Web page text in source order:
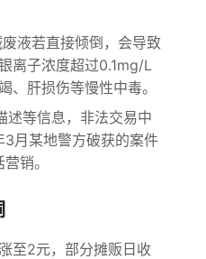
液若直接倾倒，会导致
离子浓度超过0.1mg/L
肝损伤等慢性中毒。
述等信息，非法交易中
月某地警方破获的案件
销。
至2元，部分摊贩日收